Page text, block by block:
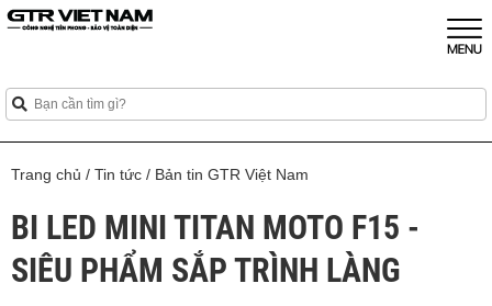
Trang chủ / Tin tức / Bản tin GTR Việt Nam
BI LED MINI TITAN MOTO F15 -
SIÊU PHẨM SẮP TRÌNH LÀNG